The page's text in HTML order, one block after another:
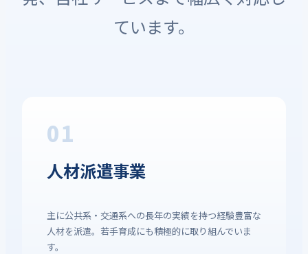
ています。
01
人材派遣事業
主に公共系・交通系への長年の実績を持つ経験豊富な
人材を派遣。若手育成にも積極的に取り組んでいま
す。